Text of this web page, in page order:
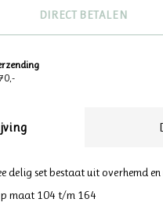
DIRECT BETALEN
delig set bestaat uit overhemd
maat 104 t/m 164